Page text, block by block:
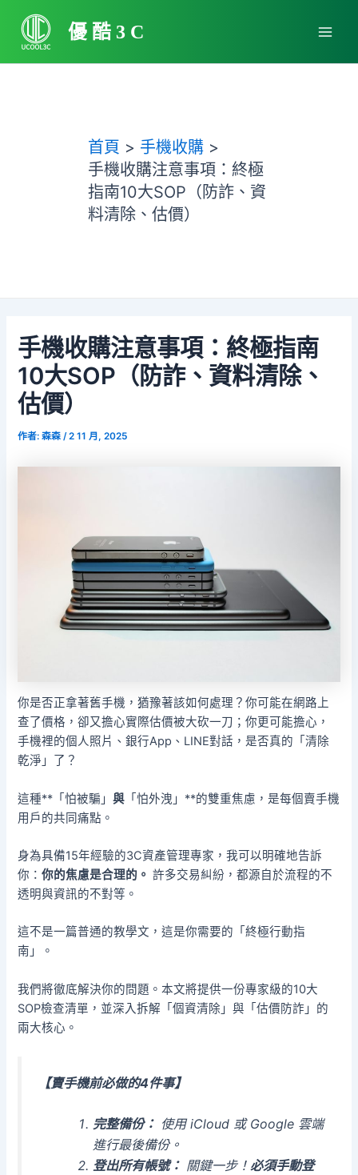
要
優酷3C
首頁
手機收購
手機收購注意事項：終極
指南10大SOP（防詐、資
料清除、估價）
手機收購注意事項：終極指南
10大SOP（防詐、資料清除、
估價）
作者:森森/2 11 月, 2025
你是否正拿著舊手機，猶豫著該如何處理？你可能在網路上
查了價格，卻又擔心實際估價被大砍一刀；你更可能擔心，
手機裡的個人照片、銀行App、LINE對話，是否真的「清除
乾淨」了？
這種**「怕被騙」與 「怕外洩」**的雙重焦慮，是每個賣手機
用戶的共同痛點。
身為具備15年經驗的3C資產管理專家，我可以明確地告訴
你：你的焦慮是合理的。 許多交易糾紛，都源自於流程的不
透明與資訊的不對等。
這不是一篇普通的教學文，這是你需要的「終極行動指
南」。
我們將徹底解決你的問題。本文將提供一份專家級的10大
SOP檢查清單，並深入拆解「個資清除」與「估價防詐」的
兩大核心。
【賣手機前必做的4件事】
完整備份： 使用 iCloud 或 Google 雲端
進行最後備份。
登出所有帳號： 關鍵一步！ 必須手動登